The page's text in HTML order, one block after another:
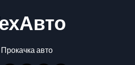
Прокачка авто